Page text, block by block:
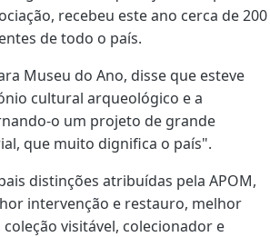
recebeu este ano cerca de 200
de todo o país.
Museu do Ano, disse que esteve
cultural arqueológico e a
o um projeto de grande
que muito dignifica o país".
distinções atribuídas pela APOM,
intervenção e restauro, melhor
visitável, colecionador e